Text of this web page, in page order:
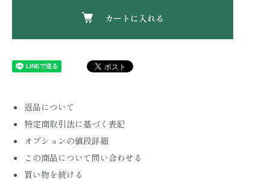
カートに入れる
返品について
特定商取引法に基づく表記
オプションの値段詳細
この商品について問い合わせる
買い物を続ける